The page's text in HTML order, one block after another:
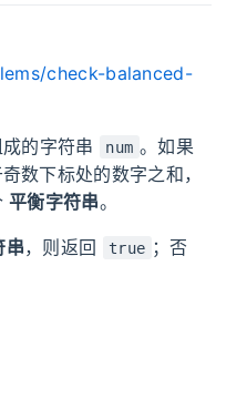
check-balanced-
的字符串 num 。如果
数下标处的数字之和，
平衡字符串。
串，则返回 true ；否